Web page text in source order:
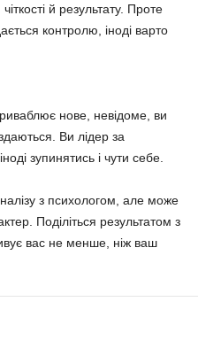
й результату. Проте
контролю, іноді варто
нове, невідоме, ви
Ви лідер за
зупинятись і чути себе.
з психологом, але може
Поділіться результатом з
вас не менше, ніж ваш